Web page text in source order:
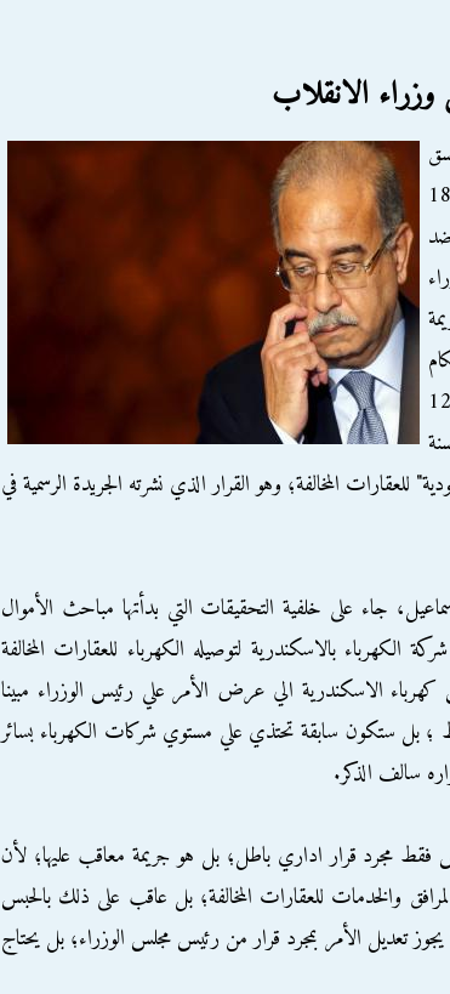
الانقلاب
حمل رقم 1817
ضد
عليها بالمادة 123
قراره 886 لسنة
للعقارات المخالفة؛ وهو القرار الذي نشرته الجريدة الرسمية في
جاء على خلفية التحقيقات التي بدأتها مباحث الأموال
الكهرباء بالاسكندرية لتوصيله الكهرباء للعقارات المخالفة
الاسكندرية الي عرض الأمر علي رئيس الوزراء مبينا
بل ستكون سابقة تحتذي علي مستوي شركات الكهرباء بسائر
سالف الذكر.
فقط مجرد قرار اداري باطل؛ بل هو جريمة معاقب عليها؛ لأن
والخدمات للعقارات المخالفة؛ بل عاقب على ذلك بالحبس
يجوز تعديل الأمر بمجرد قرار من رئيس مجلس الوزراء؛ بل يحتاج